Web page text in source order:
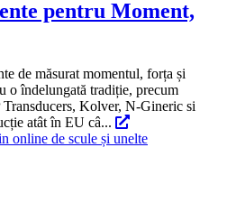
pentru Moment,
de măsurat momentul, forța și
o îndelungată tradiție, precum
Kolver, N-Gineric si
atât în EU câ...